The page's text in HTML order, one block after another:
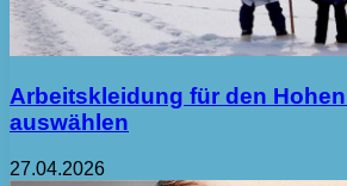
Arbeitskleidung für den
auswählen
27.04.2026